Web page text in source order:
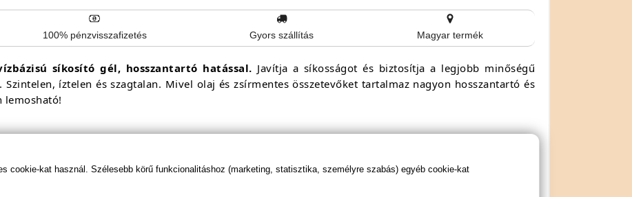
100% pénzvisszafizetés Gyors szállítás Magyar termék
síkosító gél, hosszantartó hatással. Javítja a síkosságot és biztosítja a legjobb minőségű
íztelen és szagtalan. Mivel olaj és zsírmentes összetevőket tartalmaz nagyon hosszantartó és
lemosható!
cookie-kat használ. Szélesebb körű funkcionalitáshoz (marketing, statisztika, személyre szabás) egyéb cookie-kat